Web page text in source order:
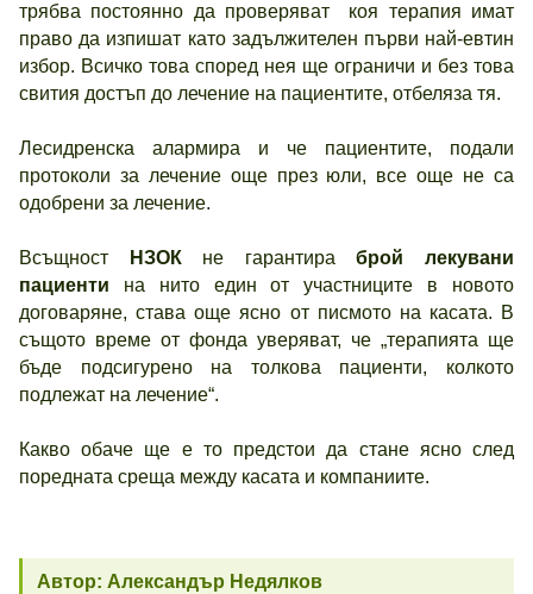
трябва постоянно да проверяват коя терапия имат
право да изпишат като задължителен първи най-евтин
избор. Всичко това според нея ще ограничи и без това
свития достъп до лечение на пациентите, отбеляза тя.
Лесидренска алармира и че пациентите, подали
протоколи за лечение още през юли, все още не са
одобрени за лечение.
Всъщност НЗОКне гарантира брой лекувани
пациенти на нито един от участниците в новото
договаряне, става още ясно от писмото на касата. В
същото време от фонда уверяват, че „терапията ще
бъде подсигурено на толкова пациенти, колкото
подлежат на лечение“.
Какво обаче ще е то предстои да стане ясно след
поредната среща между касата и компаниите.
Автор: Александър Недялков